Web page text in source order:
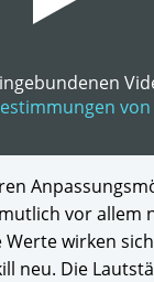
vor allem
wirken
neu. Die